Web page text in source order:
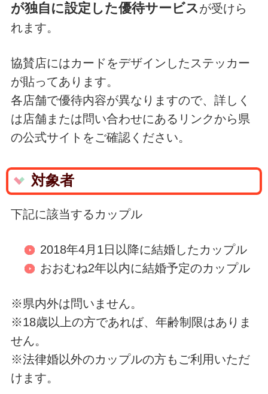
が独自に設定した優待サービスが受けら
れます。
協賛店にはカードをデザインしたステッカー
が貼ってあります。
各店舗で優待内容が異なりますので、詳しく
は店舗または問い合わせにあるリンクから県
の公式サイトをご確認ください。
対象者
下記に該当するカップル
2018年4月1日以降に結婚したカップル
おおむね2年以内に結婚予定のカップル
※県内外は問いません。
※18歳以上の方であれば、年齢制限はありま
せん。
※法律婚以外のカップルの方もご利用いただ
けます。